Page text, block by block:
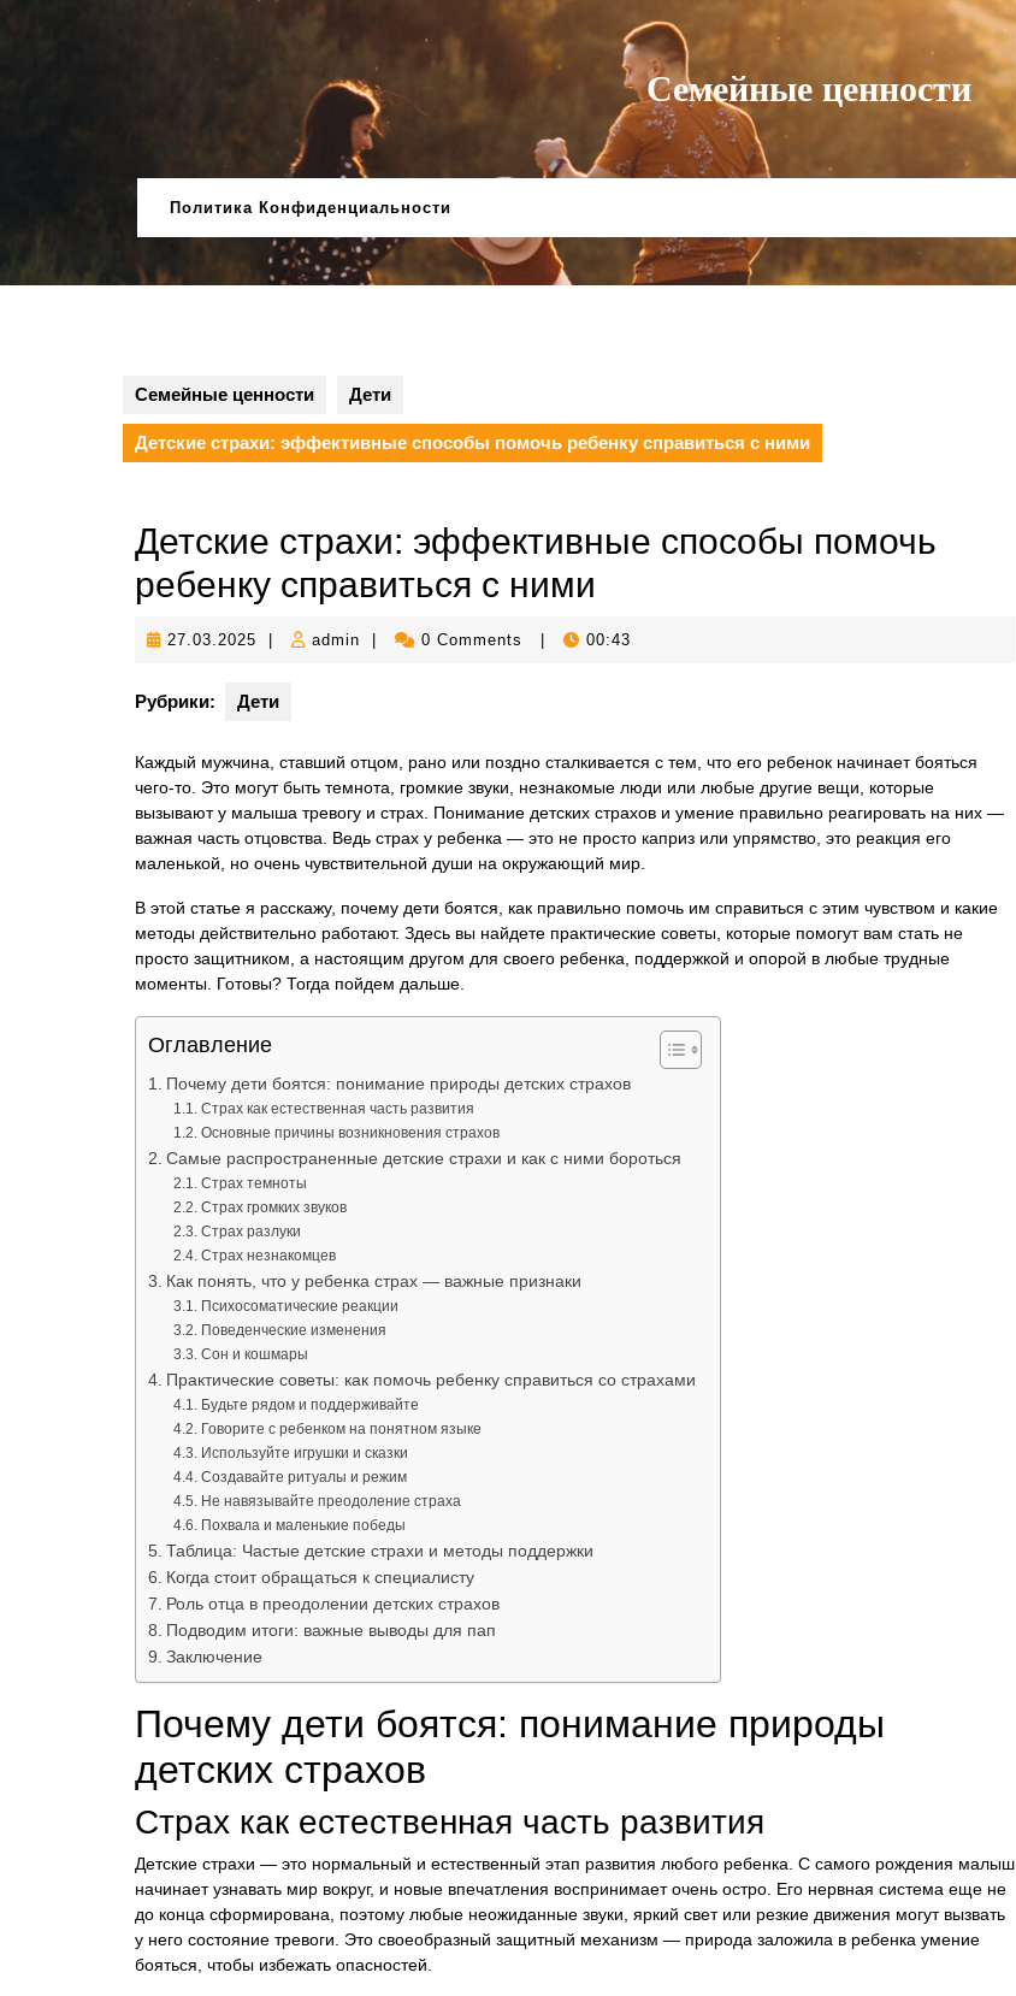
Семейные ценности
Политика Конфиденциальности
Семейные ценности Дети
Детские страхи: эффективные способы помочь ребенку справиться с ними
Детские страхи: эффективные способы помочь
ребенку справиться с ними
27.03.2025 27.03.2025
admin admin 0 Comments 00:43
Рубрики: Дети
Каждый мужчина, ставший отцом, рано или поздно сталкивается с тем, что его ребенок начинает бояться
чего-то. Это могут быть темнота, громкие звуки, незнакомые люди или любые другие вещи, которые
вызывают у малыша тревогу и страх. Понимание детских страхов и умение правильно реагировать на них —
важная часть отцовства. Ведь страх у ребенка — это не просто каприз или упрямство, это реакция его
маленькой, но очень чувствительной души на окружающий мир.
В этой статье я расскажу, почему дети боятся, как правильно помочь им справиться с этим чувством и какие
методы действительно работают. Здесь вы найдете практические советы, которые помогут вам стать не
просто защитником, а настоящим другом для своего ребенка, поддержкой и опорой в любые трудные
моменты. Готовы? Тогда пойдем дальше.
Оглавление
Почему дети боятся: понимание природы детских страхов
Страх как естественная часть развития
Основные причины возникновения страхов
Самые распространенные детские страхи и как с ними бороться
Страх темноты
Страх громких звуков
Страх разлуки
Страх незнакомцев
Как понять, что у ребенка страх — важные признаки
Психосоматические реакции
Поведенческие изменения
Сон и кошмары
Практические советы: как помочь ребенку справиться со страхами
Будьте рядом и поддерживайте
Говорите с ребенком на понятном языке
Используйте игрушки и сказки
Создавайте ритуалы и режим
Не навязывайте преодоление страха
Похвала и маленькие победы
Таблица: Частые детские страхи и методы поддержки
Когда стоит обращаться к специалисту
Роль отца в преодолении детских страхов
Подводим итоги: важные выводы для пап
Заключение
Почему дети боятся: понимание природы
детских страхов
Страх как естественная часть развития
Детские страхи — это нормальный и естественный этап развития любого ребенка. С самого рождения малыш
начинает узнавать мир вокруг, и новые впечатления воспринимает очень остро. Его нервная система еще не
до конца сформирована, поэтому любые неожиданные звуки, яркий свет или резкие движения могут вызвать
у него состояние тревоги. Это своеобразный защитный механизм — природа заложила в ребенка умение
бояться, чтобы избежать опасностей.